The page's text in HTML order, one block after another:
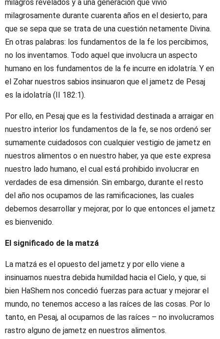
milagros revelados y a una generación que vivió
milagrosamente durante cuarenta años en el desierto, para
que se sepa que se trata de una cuestión netamente Divina.
En otras palabras: los fundamentos de la fe los percibimos,
no los inventamos. Todo aquel que involucra un aspecto
humano en los fundamentos de la fe incurre en idolatría. Y en
el Zohar nuestros sabios insinuaron que el jametz de Pesaj
es la idolatría (II 182:1).
Por ello, en Pesaj que es la festividad destinada a arraigar en
nuestro interior los fundamentos de la fe, se nos ordenó ser
sumamente cuidadosos con cualquier vestigio de jametz en
nuestros alimentos o en nuestro haber, ya que este expresa
nuestro lado humano, el cual está prohibido involucrar en
verdades de esa dimensión. Sin embargo, durante el resto
del año nos ocupamos de las ramificaciones, las cuales
debemos desarrollar y mejorar, por lo que entonces el jametz
es bienvenido.
El significado de la matzá
La matzá es el opuesto del jametz y por ello viene a
insinuarnos nuestra debida humildad hacia el Cielo, y que, si
bien HaShem nos concedió fuerzas para actuar y mejorar el
mundo, no tenemos acceso a las raíces de las cosas. Por lo
tanto, en Pesaj, al ocuparnos de las raíces – no involucramos
rastro alguno de jametz en nuestros alimentos.